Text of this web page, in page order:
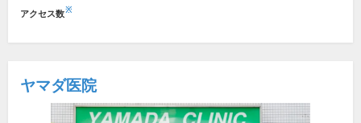
アクセス数※
ヤマダ医院